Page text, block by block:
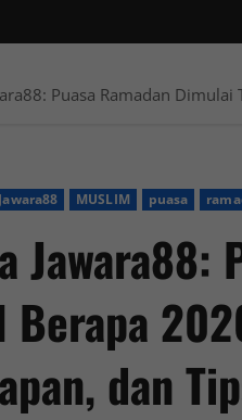
Puasa Ramadan
Jawara88 MUSLIM puasa
Jawara88:
Berapa
dan